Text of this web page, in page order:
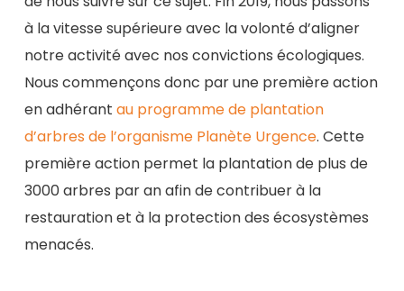
à la vitesse supérieure avec la volonté d’aligner
notre activité avec nos convictions écologiques.
Nous commençons donc par une première action
en adhérant au programme de plantation
d’arbres de l’organisme Planète Urgence. Cette
première action permet la plantation de plus de
3000 arbres par an afin de contribuer à la
restauration et à la protection des écosystèmes
menacés.